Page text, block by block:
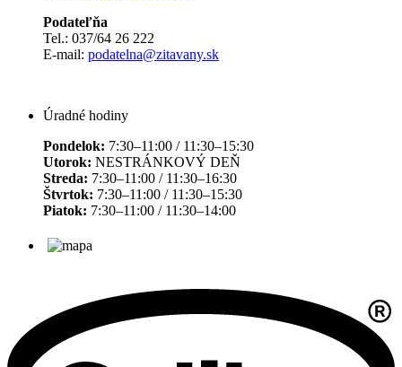
Podateľňa
Tel.: 037/64 26 222
E-mail: podatelna@zitavany.sk
Úradné hodiny
Pondelok: 7:30–11:00 / 11:30–15:30
Utorok: NESTRÁNKOVÝ DEŇ
Streda: 7:30–11:00 / 11:30–16:30
Štvrtok: 7:30–11:00 / 11:30–15:30
Piatok: 7:30–11:00 / 11:30–14:00